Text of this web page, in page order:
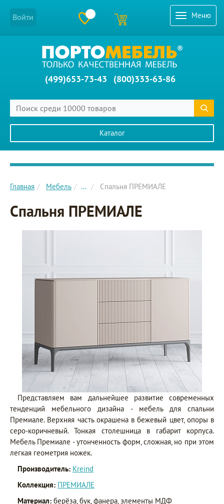
Меню
Войти
(499)653-73-43 (800)333-63-86
Каталог
Главное меню сайта
Главная Мебель ... Спальня ПРЕМИАЛЕ
Спальня ПРЕМИАЛЕ
Представляем вам дальнейшее развитие современных
тенденций мебельного дизайна - мебель для спальни
Премиале. Верхняя часть окрашена в бежевый цвет, опоры в
серо-коричневый. Тонкая столешница в габарит корпуса.
Мебель Премиале - утонченность форм, сложная, но при этом
легкая геометрия ножек.
Производитель: Kreind
Коллекция: ПРЕМИАЛЕ
Материал: берёза, бук, фанера, элементы МДФ